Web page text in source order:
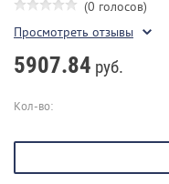
(0 голосов)
Просмотреть отзывы
5907.84 руб.
Кол-во: